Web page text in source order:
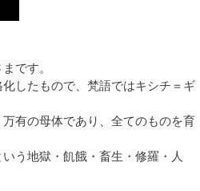
です。
したもので、梵語ではキシチ＝ギ
有の母体であり、全てのものを育
う地獄・飢餓・畜生・修羅・人